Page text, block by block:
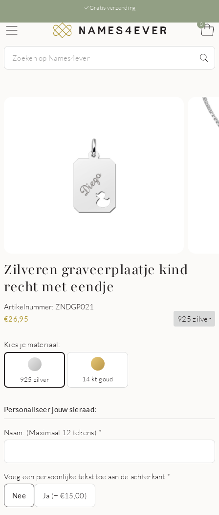
Gratis verzending
0
Zilveren graveerplaatje kind
recht met eendje
Artikelnummer: ZNDGP021
€26,95 925 zilver
Kies je materiaal:
925 zilver 14 kt goud
Personaliseer jouw sieraad:
Naam: (Maximaal 12 tekens) *
Voeg een persoonlijke tekst toe aan de achterkant *
Nee
Nee
Ja (+ €15,00)